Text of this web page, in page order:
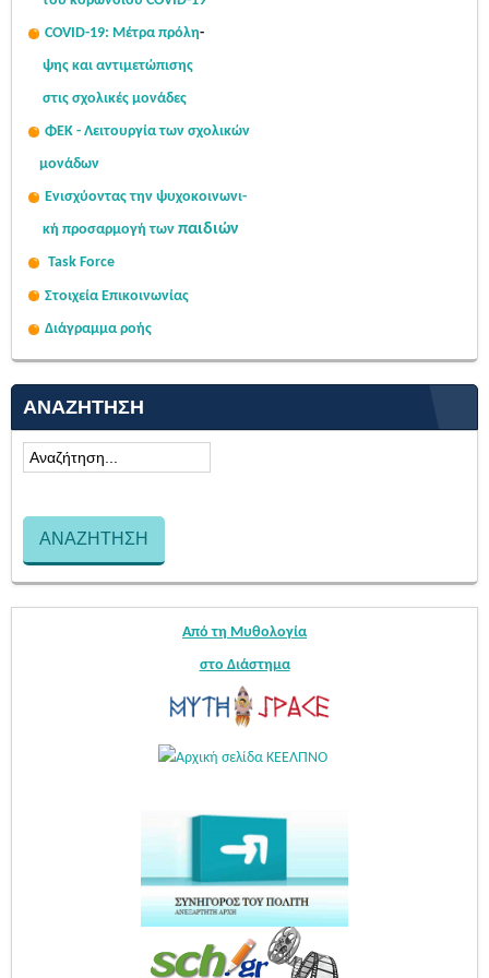
COVID-19: Μέτρα πρόλη-
ψης και αντιμετώπισης
στις σχολικές μονάδες
ΦΕΚ - Λειτουργία των σχολικών
μονάδων
Ενισχύοντας την ψυχοκοινωνι-
κή προσαρμογή των παιδιών
Task Force
Στοιχεία Επικοινωνίας
Διάγραμμα ροής
ΑΝΑΖΉΤΗΣΗ
Από τη Μυθολογία
στο Διάστημα